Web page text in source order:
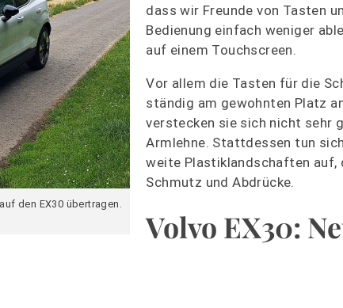
den EX30 übertragen.
dass wir Freunde von Tasten
Bedienung einfach weniger
auf einem Touchscreen.
Vor allem die Tasten für die
ständig am gewohnten Platz
verstecken sie sich nicht sehr
Armlehne. Stattdessen tun
weite Plastiklandschaften
Schmutz und Abdrücke.
Volvo EX30: